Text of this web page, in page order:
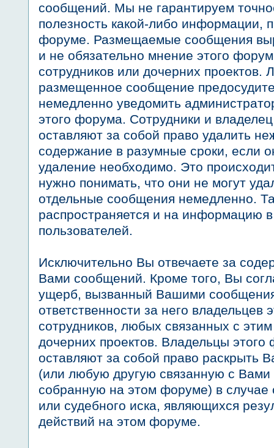
сообщений. Мы не гарантируем
полезность какой-либо информации,
форуме. Размещаемые сообщения
и не обязательно мнение этого
сотрудников или дочерних проектов.
размещенное сообщение
немедленно уведомить
этого форума. Сотрудники и
оставляют за собой право удалить
содержание в разумные сроки, если
удаление необходимо. Это
нужно понимать, что они не могут
отдельные сообщения немедленно.
распространяется и на информацию
пользователей.
Исключительно Вы отвечаете за
Вами сообщений. Кроме того, Вы
ущерб, вызванный Вашими
ответственности за него владельцев
сотрудников, любых связанных с
дочерних проектов. Владельцы этого
оставляют за собой право раскрыть
(или любую другую связанную с
собранную на этом форуме) в
или судебного иска, являющихся
действий на этом форуме.